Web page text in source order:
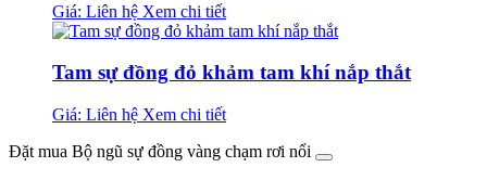
Giá: Liên hệ Xem chi tiết
Tam sự đồng đỏ khảm tam khí nắp thắt
Giá: Liên hệ Xem chi tiết
Đặt mua Bộ ngũ sự đồng vàng chạm rơi nổi